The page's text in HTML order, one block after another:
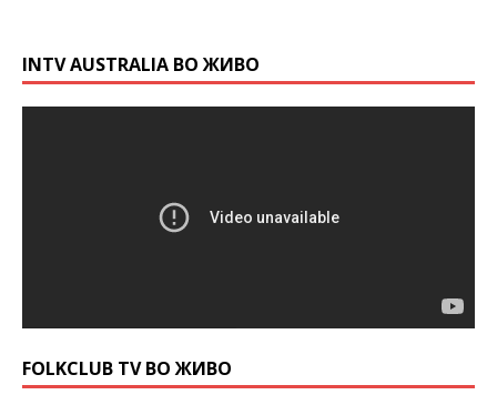
INTV AUSTRALIA ВО ЖИВО
FOLKCLUB TV ВО ЖИВО